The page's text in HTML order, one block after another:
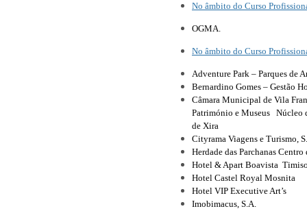
No âmbito do Curso
OGMA.
No âmbito do Curso
Adventure Park – Parques de
Bernardino Gomes – Gestão
Câmara Municipal de Vila
Património e Museus Núcleo
de Xira
Cityrama Viagens e Turismo,
Herdade das Parchanas
Hotel & Apart Boavista
Hotel Castel Royal Mosnita
Hotel VIP Executive Art’s
Imobimacus, S.A.